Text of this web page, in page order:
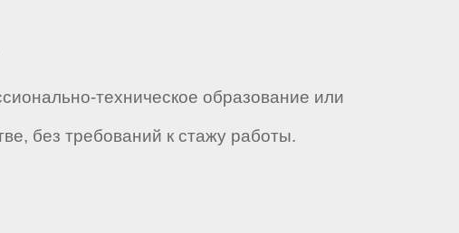
техническое образование или
без требований к стажу работы.